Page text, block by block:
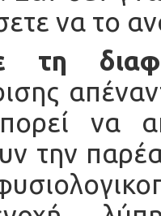
να το
τη
να
την